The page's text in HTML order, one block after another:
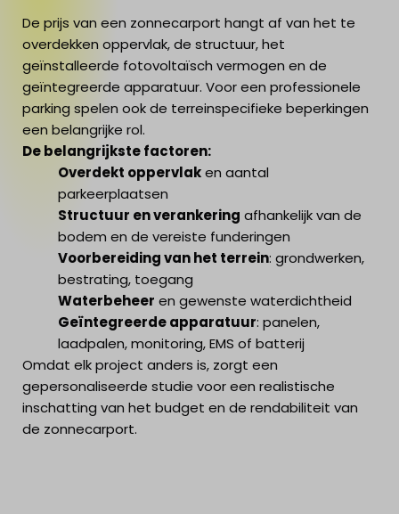
De prijs van een zonnecarport hangt af van het te
overdekken oppervlak, de structuur, het
geïnstalleerde fotovoltaïsch vermogen en de
geïntegreerde apparatuur. Voor een professionele
parking spelen ook de terreinspecifieke beperkingen
een belangrijke rol.
De belangrijkste factoren:
Overdekt oppervlaken aantal
parkeerplaatsen
Structuur en verankering afhankelijk van de
bodem en de vereiste funderingen
Voorbereiding van het terrein: grondwerken,
bestrating, toegang
Waterbeheer en gewenste waterdichtheid
Geïntegreerde apparatuur: panelen,
laadpalen, monitoring, EMS of batterij
Omdat elk project anders is, zorgt een
gepersonaliseerde studie voor een realistische
inschatting van het budget en de rendabiliteit van
de zonnecarport.